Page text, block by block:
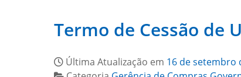
Termo de Cessão de
Última Atualização em 16 de setembro